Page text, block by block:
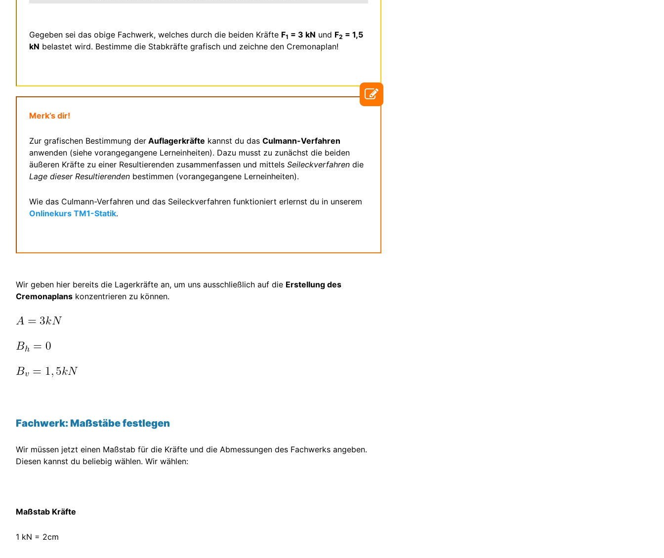
Gegeben sei das obige Fachwerk, welches durch die beiden Kräfte F1 = 3 kN und F2 = 1,5
kN belastet wird. Bestimme die Stabkräfte grafisch und zeichne den Cremonaplan!
Merk’s dir!
Zur grafischen Bestimmung der Auflagerkräfte kannst du das Culmann-Verfahren
anwenden (siehe vorangegangene Lerneinheiten). Dazu musst zu zunächst die beiden
äußeren Kräfte zu einer Resultierenden zusammenfassen und mittels Seileckverfahren die
Lage dieser Resultierenden bestimmen (vorangegangene Lerneinheiten).
Wie das Culmann-Verfahren und das Seileckverfahren funktioniert erlernst du in unserem
Onlinekurs TM1-Statik.
Wir geben hier bereits die Lagerkräfte an, um uns ausschließlich auf die Erstellung des
Cremonaplans konzentrieren zu können.
Fachwerk: Maßstäbe festlegen
Wir müssen jetzt einen Maßstab für die Kräfte und die Abmessungen des Fachwerks angeben.
Diesen kannst du beliebig wählen. Wir wählen:
Maßstab Kräfte
1 kN = 2cm